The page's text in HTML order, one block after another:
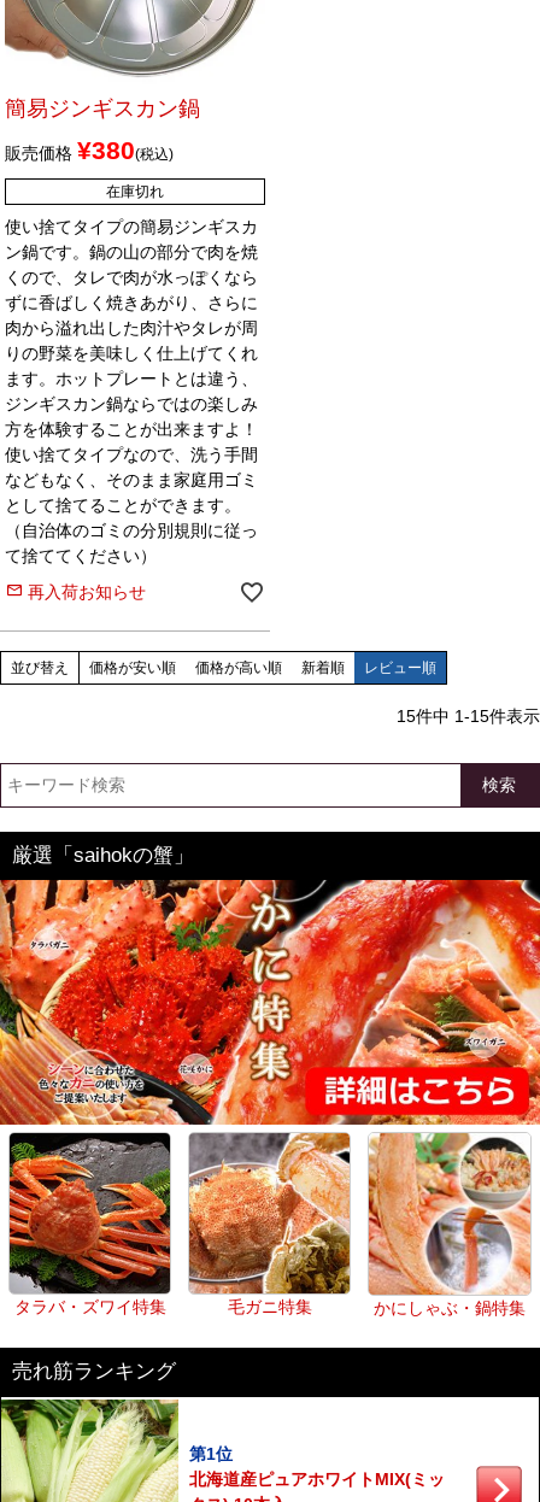
簡易ジンギスカン鍋
販売価格 ¥380 税込
在庫切れ
使い捨てタイプの簡易ジンギスカ
ン鍋です。鍋の山の部分で肉を焼
くので、タレで肉が水っぽくなら
ずに香ばしく焼きあがり、さらに
肉から溢れ出した肉汁やタレが周
りの野菜を美味しく仕上げてくれ
ます。ホットプレートとは違う、
ジンギスカン鍋ならではの楽しみ
方を体験することが出来ますよ！
使い捨てタイプなので、洗う手間
などもなく、そのまま家庭用ゴミ
として捨てることができます。
（自治体のゴミの分別規則に従っ
て捨ててください）
再入荷お知らせ
並び替え 価格が安い順 価格が高い順 新着順 レビュー順
15件中 1-15件表示
検索
厳選「saihokの蟹」
タラバ・ズワイ特集 毛ガニ特集 かにしゃぶ・鍋特集
売れ筋ランキング
第1位
北海道産ピュアホワイトMIX(ミッ